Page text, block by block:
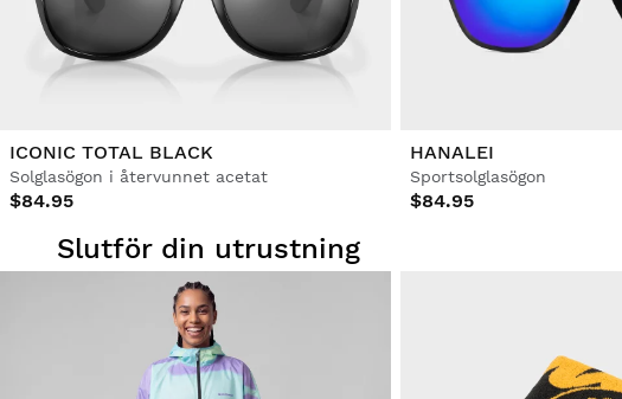
ICONIC TOTAL BLACK
Solglasögon i återvunnet acetat
$84.95
HANALEI
Sportsolglasögon
$84.95
Slutför din utrustning